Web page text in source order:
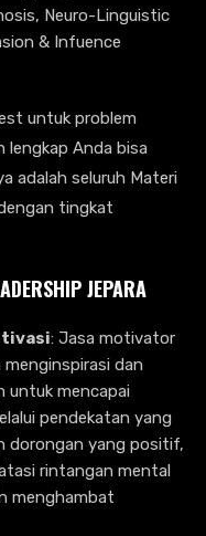
Neuro-Linguistic
& Infuence
untuk problem
lengkap Anda bisa
adalah seluruh Materi
tingkat
JEPARA
: Jasa motivator
dan
untuk mencapai
pendekatan yang
dorongan yang positif,
rintangan mental
menghambat